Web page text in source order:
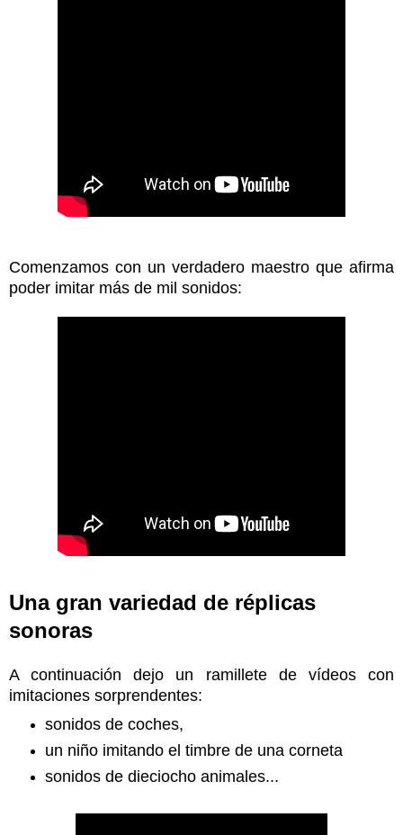
Comenzamos con un verdadero maestro que afirma
poder imitar más de mil sonidos:
Una gran variedad de réplicas
sonoras
A continuación dejo un ramillete de vídeos con
imitaciones sorprendentes:
sonidos de coches,
un niño imitando el timbre de una corneta
sonidos de dieciocho animales...